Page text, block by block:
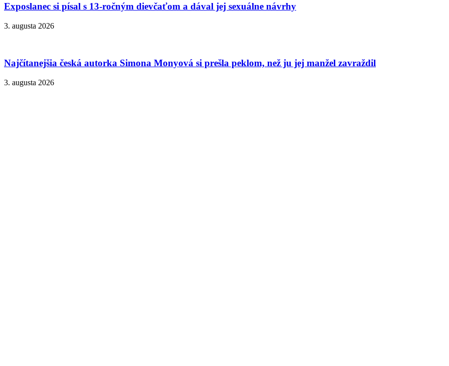
Exposlanec si písal s 13-ročným dievčaťom a dával jej sexuálne návrhy
3. augusta 2026
Najčítanejšia česká autorka Simona Monyová si prešla peklom, než ju jej manžel zavraždil
3. augusta 2026